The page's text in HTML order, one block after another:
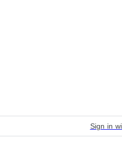
Sign in